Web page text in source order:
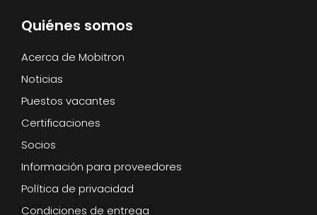
Quiénes somos
Acerca de Mobitron
Noticias
Puestos vacantes
Certificaciones
Socios
Información para proveedores
Política de privacidad
Condiciones de entrega